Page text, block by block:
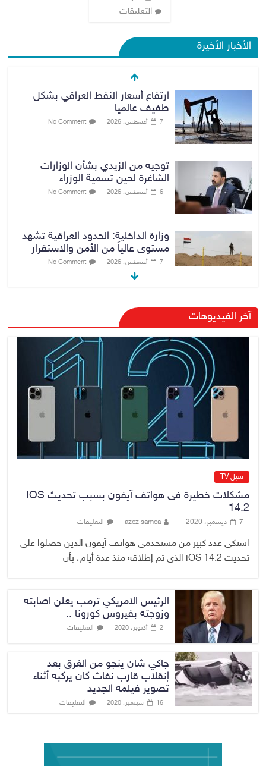
التعليقات
الأخبار الأخيرة
ارتفاع أسعار النفط العراقي بشكل
طفيف عالميا
7 أغسطس، 2026 No Comment
توجيه من الزيدي بشأن الوزارات
الشاغرة لحين تسمية الوزراء
6 أغسطس، 2026 No Comment
وزارة الداخلية: الحدود العراقية تشهد
مستوى عالياً من الأمن والاستقرار
7 أغسطس، 2026 No Comment
القضاء الأعلى: القبض على عدد من
موظفي بلدية الناصرية ومعقبين
ضبطت بحوزتهم مستندات وأختام
مزورة
7 أغسطس، 2026 No Comment
محكمة أمريكية تلزم “ميتا” بدفع
567 مليون دولار
7 أغسطس، 2026 No Comment
آخر الفيديوهات
سيل TV
مشكلات خطيرة فى هواتف آيفون بسبب تحديث IOS
14.2
7 ديسمبر، 2020 azez samea التعليقات
اشتكى عدد كبير من مستخدمى هواتف آيفون الذين حصلوا على
تحديث iOS 14.2 الذى تم إطلاقه منذ عدة أيام، بأن
الرئيس الامريكي ترمب يعلن اصابته
وزوجته بفيروس كورونا ..
2 أكتوبر، 2020 التعليقات
جاكي شان ينجو من الغرق بعد
إنقلاب قارب نفاث كان يركبه أثناء
تصوير فيلمه الجديد
16 سبتمبر، 2020 التعليقات